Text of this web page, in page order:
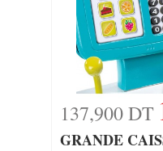
137,900 DT
GRANDE